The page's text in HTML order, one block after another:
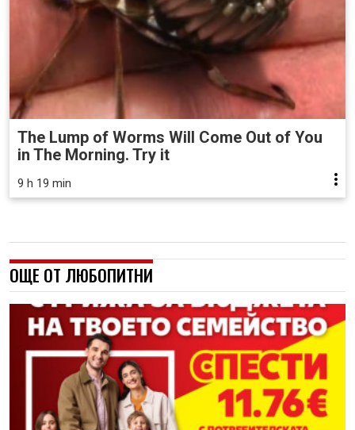
The Lump of Worms Will Come Out of You
in The Morning. Try it
9 h 19 min
ОЩЕ ОТ ЛЮБОПИТНИ